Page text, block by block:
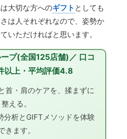
大切な方へのギフト としても
は人それぞれなので、姿勢か
いただければと思います。
プ(全国125店舗)／ 口コ
以上・平均評価4.8
首・肩のケアを、揉まずに
整える。
分析とGIFTメソッドを体験
きます。